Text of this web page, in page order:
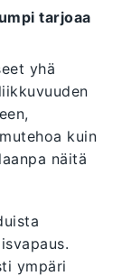
tarjoaa
yhä
kuin
näitä
ympäri